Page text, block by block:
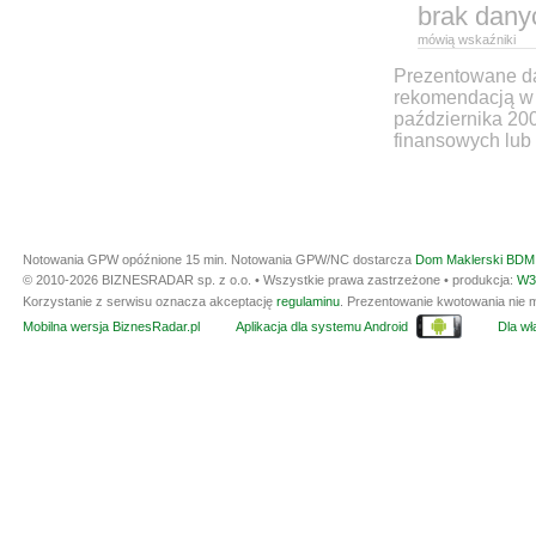
brak
mówią wskaźniki
Prezentowane
rekomendacją
października
finansowych lub
Notowania GPW opóźnione 15 min. Notowania GPW/NC dostarcza Dom Maklerski
© 2010-2026 BIZNESRADAR sp. z o.o. • Wszystkie prawa zastrzeżone • produkcja:
Korzystanie z serwisu oznacza akceptację regulaminu . Prezentowanie kwotowania
Mobilna wersja BiznesRadar.pl
Aplikacja dla systemu Android Dla